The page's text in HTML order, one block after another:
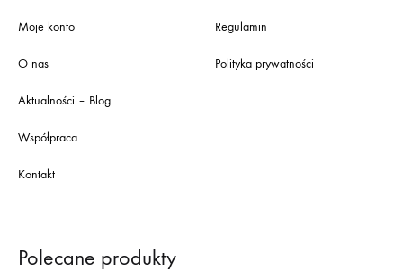
Moje konto
O nas
Aktualności – Blog
Współpraca
Kontakt
Regulamin
Polityka prywatności
Polecane produkty